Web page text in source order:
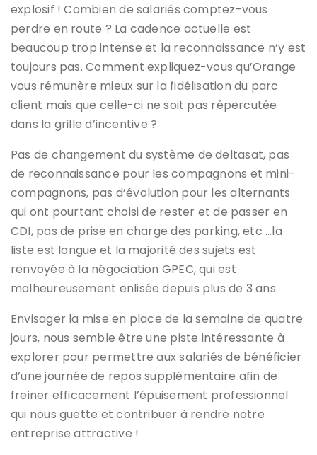
explosif ! Combien de salariés comptez-vous
perdre en route ? La cadence actuelle est
beaucoup trop intense et la reconnaissance n’y est
toujours pas. Comment expliquez-vous qu’Orange
vous rémunère mieux sur la fidélisation du parc
client mais que celle-ci ne soit pas répercutée
dans la grille d’incentive ?
Pas de changement du système de deltasat, pas
de reconnaissance pour les compagnons et mini-
compagnons, pas d’évolution pour les alternants
qui ont pourtant choisi de rester et de passer en
CDI, pas de prise en charge des parking, etc …la
liste est longue et la majorité des sujets est
renvoyée à la négociation GPEC, qui est
malheureusement enlisée depuis plus de 3 ans.
Envisager la mise en place de la semaine de quatre
jours, nous semble être une piste intéressante à
explorer pour permettre aux salariés de bénéficier
d’une journée de repos supplémentaire afin de
freiner efficacement l’épuisement professionnel
qui nous guette et contribuer à rendre notre
entreprise attractive !